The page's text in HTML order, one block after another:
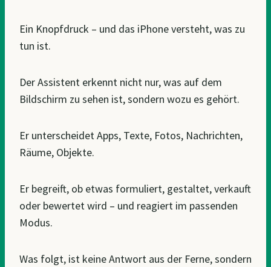
Ein Knopfdruck – und das iPhone versteht, was zu
tun ist.
Der Assistent erkennt nicht nur, was auf dem
Bildschirm zu sehen ist, sondern wozu es gehört.
Er unterscheidet Apps, Texte, Fotos, Nachrichten,
Räume, Objekte.
Er begreift, ob etwas formuliert, gestaltet, verkauft
oder bewertet wird – und reagiert im passenden
Modus.
Was folgt, ist keine Antwort aus der Ferne, sondern